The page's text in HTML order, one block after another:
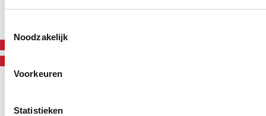
Noodzakelijk
Voorkeuren
Statistieken